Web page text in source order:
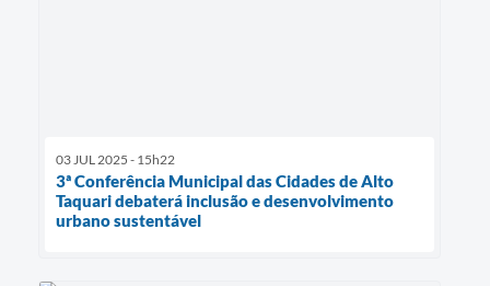
03 JUL 2025 - 15h22
3ª Conferência Municipal das Cidades de Alto
Taquari debaterá inclusão e desenvolvimento
urbano sustentável